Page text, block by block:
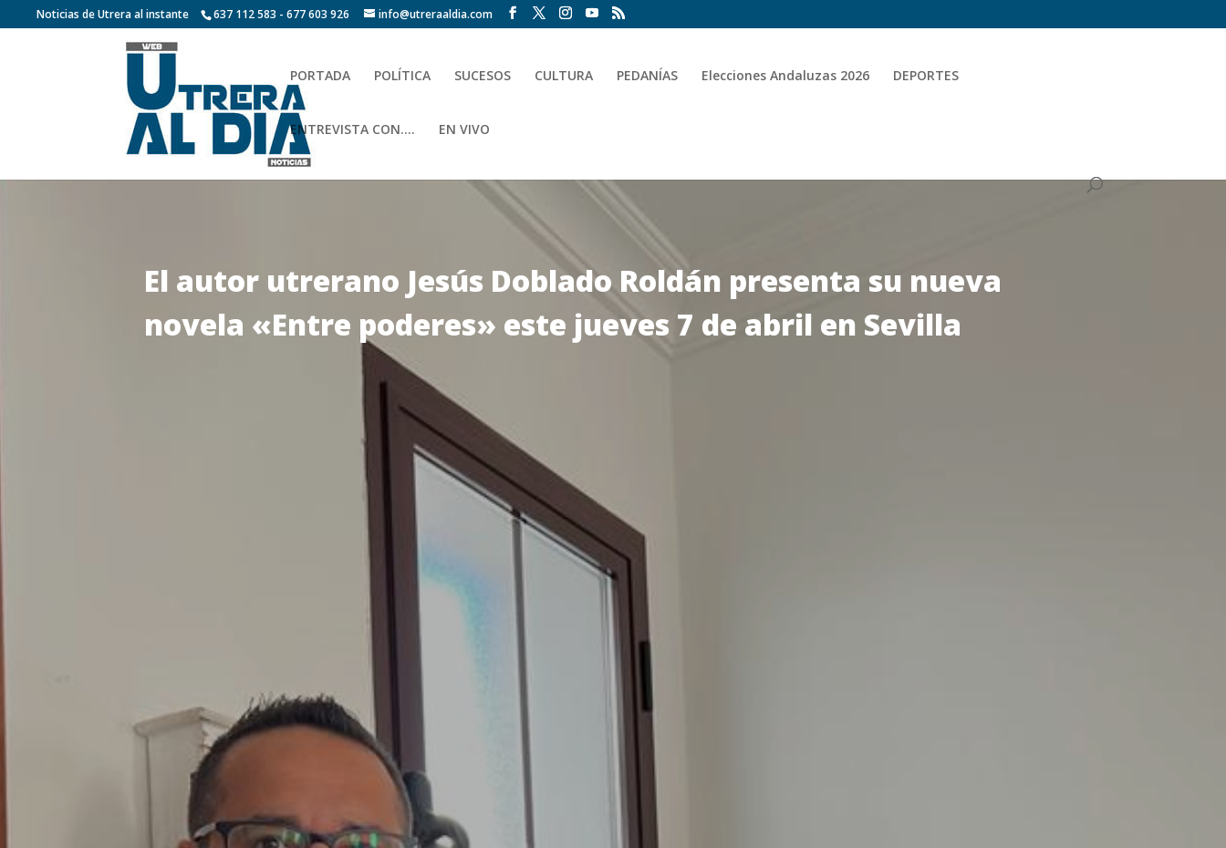
Noticias de Utrera al instante 637 112 583 - 677 603 926 info@utreraaldia.com
PORTADA POLÍTICA SUCESOS CULTURA PEDANÍAS Elecciones Andaluzas 2026 DEPORTES
ENTREVISTA CON…. EN VIVO
El autor utrerano Jesús Doblado Roldán presenta su nueva
novela «Entre poderes» este jueves 7 de abril en Sevilla